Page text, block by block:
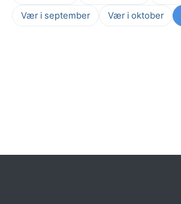
Vær i september
Vær i oktober